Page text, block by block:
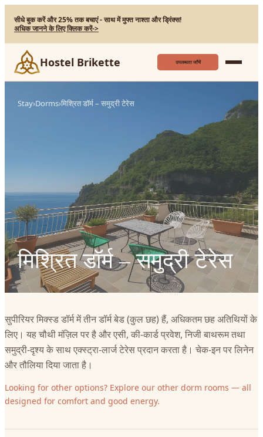
सीधे बुक करें और 25% तक बचाएं - साथ में मुफ्त नाश्ता और ड्रिंक्स!
अधिक जानने के लिए क्लिक करें->
Hostel Brikette उपलब्धता जाँचें
Stay›Dorms›मिश्रित डॉर्म – समुद्री टेरेस
मिश्रित डॉर्म – समुद्री टेरेस
सुपीरियर मिक्स्ड डॉर्म में तीन डॉर्म बेड (कुल छह) हैं, अधिकतम छह अतिथियों के
लिए। यह चौथी मंज़िल पर है और एसी, की‑कार्ड प्रवेश, निजी बाथरूम तथा
समुद्री‑दृश्य के साथ एक्स्ट्रा‑लार्ज टेरेस प्रदान करता है। चेक‑इन पर लिनेन
और तौलिया दिया जाता है।
Looking for other options? Explore our other dorm rooms — all
designed for comfort and good energy.